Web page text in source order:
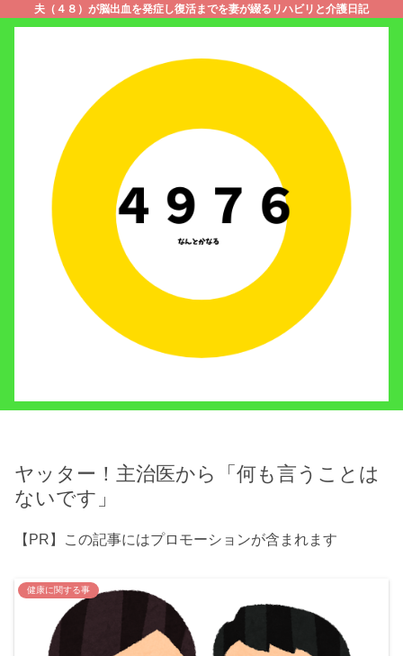
夫（４８）が脳出血を発症し復活までを妻が綴るリハビリと介護日記
ヤッター！主治医から「何も言うことは
ないです」
【PR】この記事にはプロモーションが含まれます
健康に関する事